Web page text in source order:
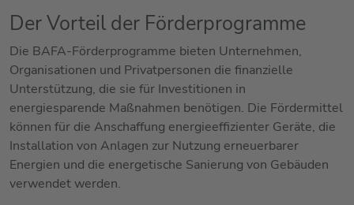
Der Vorteil der Förderprogramme
Die BAFA-Förderprogramme bieten Unternehmen,
Organisationen und Privatpersonen die finanzielle
Unterstützung, die sie für Investitionen in
energiesparende Maßnahmen benötigen. Die Fördermittel
können für die Anschaffung energieeffizienter Geräte, die
Installation von Anlagen zur Nutzung erneuerbarer
Energien und die energetische Sanierung von Gebäuden
verwendet werden.